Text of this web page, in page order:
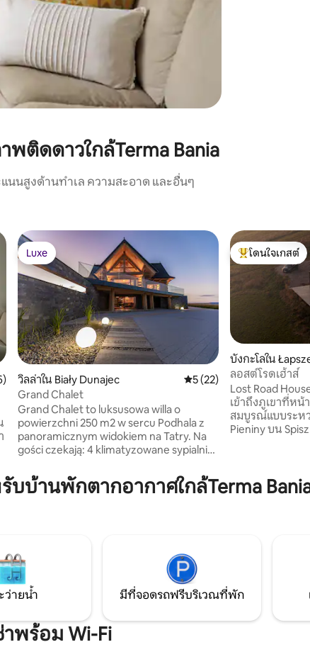
ติดดาวใกล้Terma Bania
นนสูงด้านทำเล ความสะอาด และอื่นๆ
เฉลี่ย 5 จาก 5, 6 รีวิว
Luxe
Luxe
วิลล่าใน Biały Dunajec คะแนนเฉลี่ย 5 จาก 5, 22 รีวิว
5 (22)
Grand Chalet
Grand Chalet to luksusowa willa o
powierzchni 250 m2 w sercu Podhala z
panoramicznym widokiem na Tatry. Na
gości czekają: 4 klimatyzowane sypialnie,
gier z bilardem i PS5, strefa fitness,
gabinet do pracy ze światłowodem, kącik
czy workation – komfort, nowoczesność
i wyjątkowy klimat w jednym.
โดนใจเกสต์ที่สุด
โดนใจเกสต์
บังกะโลใน
ลอสต์โรดเฮ้าส์
Lost Road
เข้าถึงภูเขาที่ห
สมบูรณ์แบบระหว่
Pieniny บน
ครัวมีอุปกรณ์คร
ด้วยกัน ห้องนอนแต่ละห้องมีเตียงที่สะดวก
บ้านพักตากอากาศใกล้Terma
ว่ายน้ำ มีที่จอดรถฟรีบริเวณที่พัก
าพร้อม Wi-Fi